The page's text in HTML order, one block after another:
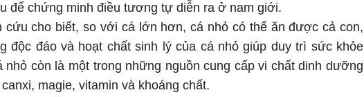
để chứng minh điều tương tự diễn ra ở nam giới.
cứu cho biết, so với cá lớn hơn, cá nhỏ có thể ăn được cả con,
độc đáo và hoạt chất sinh lý của cá nhỏ giúp duy trì sức khỏe
nhỏ còn là một trong những nguồn cung cấp vi chất dinh dưỡng
magie, vitamin và khoáng chất.